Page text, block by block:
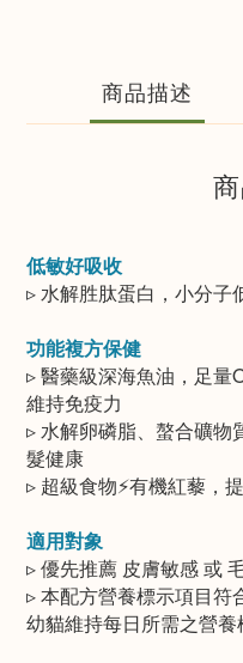
商品描述
低敏好吸收​
▹ 水解胜肽蛋白，小分子
功能複方保健​
▹ 醫藥級深海魚油，足量
維持免疫力
▹ 水解卵磷脂、螯合礦物
髮健康
▹ 超級食物⚡️有機紅藜，
適用對象​
▹ 優先推薦 皮膚敏感 或
▹ 本配方營養標示項目
幼貓維持每日所需之營養